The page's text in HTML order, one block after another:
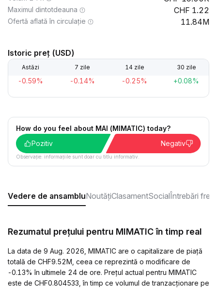
Maximul dintotdeauna 1.22
Ofertă aflată în circulație 11.84M
Istoric preț (USD)
Astăzi 7 zile 14 zile 30 zile
-0.59% -0.14% -0.25% +0.08%
How do you feel about MAI (MIMATIC) today?
Pozitiv
Negativ
Observație: informațiile sunt doar cu titlu informativ.
Vedere de ansambluNoutățiClasamentSocialÎntrebări
Rezumatul prețului pentru MIMATIC în timp real
La data de 9 Aug. 2026, MIMATIC are o capitalizare de piață
totală de CHF9.52M, ceea ce reprezintă o modificare de
-0.13% în ultimele 24 de ore. Prețul actual pentru MIMATIC
este de CHF0.804533, în timp ce volumul de tranzacționare pe